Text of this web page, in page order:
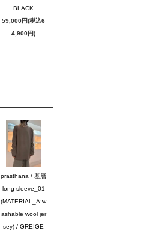
BLACK
59,000円(税込6
4,900円)
prasthana / 基層
long sleeve_01
(MATERIAL_A:w
ashable wool jer
sey) / GREIGE